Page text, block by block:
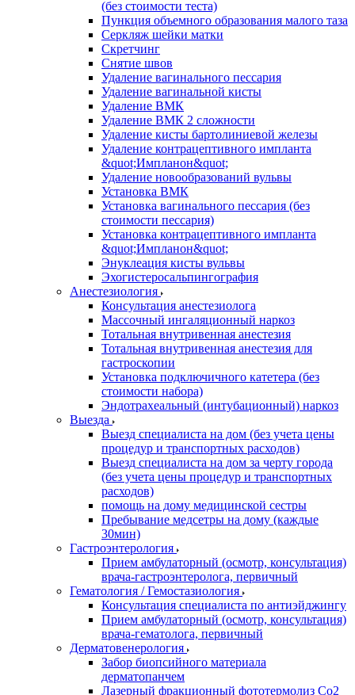
(без стоимости теста)
Пункция объемного образования малого таза
Серкляж шейки матки
Скретчинг
Снятие швов
Удаление вагинального пессария
Удаление вагинальной кисты
Удаление ВМК
Удаление ВМК 2 сложности
Удаление кисты бартолиниевой железы
Удаление контрацептивного импланта
&quot;Импланон&quot;
Удаление новообразований вульвы
Установка ВМК
Установка вагинального пессария (без
стоимости пессария)
Установка контрацептивного импланта
&quot;Импланон&quot;
Энуклеация кисты вульвы
Эхогистеросальпингография
Анестезиология
Консультация анестезиолога
Массочный ингаляционный наркоз
Тотальная внутривенная анестезия
Тотальная внутривенная анестезия для
гастроскопии
Установка подключичного катетера (без
стоимости набора)
Эндотрахеальный (интубационный) наркоз
Выезда
Выезд специалиста на дом (без учета цены
процедур и транспортных расходов)
Выезд специалиста на дом за черту города
(без учета цены процедур и транспортных
расходов)
помощь на дому медицинской сестры
Пребывание медсетры на дому (каждые
30мин)
Гастроэнтерология
Прием амбулаторный (осмотр, консультация)
врача-гастроэнтеролога, первичный
Гематология / Гемостазиология
Консультация специалиста по антиэйджингу
Прием амбулаторный (осмотр, консультация)
врача-гематолога, первичный
Дерматовенерология
Забор биопсийного материала
дерматопанчем
Лазерный фракционный фототермолиз Со2